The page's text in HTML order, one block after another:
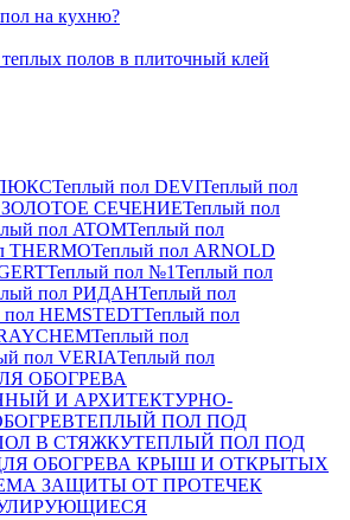
на кухню?
полов в плиточный клей
Теплый пол DEVIТеплый пол
ЗОЛОТОЕ СЕЧЕНИЕТеплый пол
пол ATOMТеплый пол
THERMOТеплый пол ARNOLD
Теплый пол №1Теплый пол
пол РИДАНТеплый пол
HEMSTEDTТеплый пол
Теплый пол
пол VERIAТеплый пол
ОБОГРЕВА
И АРХИТЕКТУРНО-
ТЕПЛЫЙ ПОЛ ПОД
В СТЯЖКУТЕПЛЫЙ ПОЛ ПОД
ОБОГРЕВА КРЫШ И ОТКРЫТЫХ
ЗАЩИТЫ ОТ ПРОТЕЧЕК